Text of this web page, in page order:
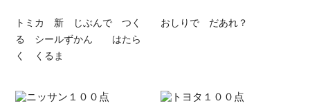
トミカ 新 じぶんで つく
る シールずかん はたら
く くるま
おしりで だあれ？